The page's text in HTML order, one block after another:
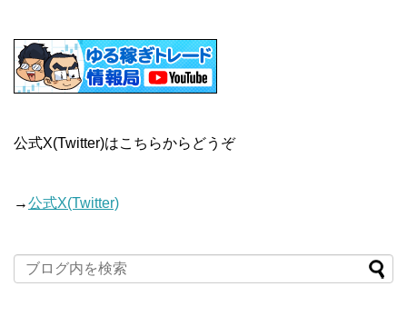
公式X(Twitter)はこちらからどうぞ
→公式X(Twitter)